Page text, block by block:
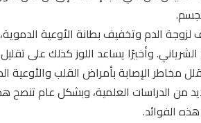
الدم وتخفيف بطانة الأوعية
وأخيرًا يساعد اللوز كذلك على
مخاطر الإصابة بأمراض القلب والأوعية
من الدراسات العلمية، وبشكل عام تنصح
الفوائد.